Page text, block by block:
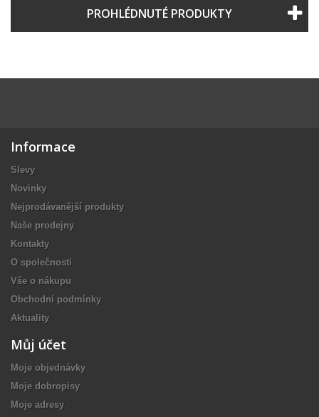
PROHLÉDNUTÉ PRODUKTY
Informace
Slevy
Novinky
Nejprodávanější produkty
Naše prodejny
Kontakty
O společnosti
Vše o nákupu
Obchodní podmínky
Aktuality
Můj účet
Moje objednávky
Moje dobropisy
Moje adresy